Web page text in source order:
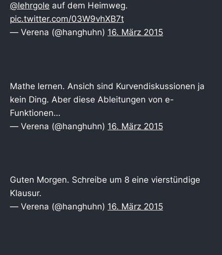
@lehrgole auf dem Heimweg.
pic.twitter.com/03W9vhXB7t
— Verena (@hanghuhn) 16. März 2015
Mathe lernen. Ansich sind Kurvendiskussionen ja
kein Ding. Aber diese Ableitungen von e-
Funktionen…
— Verena (@hanghuhn) 16. März 2015
Guten Morgen. Schreibe um 8 eine vierstündige
Klausur.
— Verena (@hanghuhn) 16. März 2015